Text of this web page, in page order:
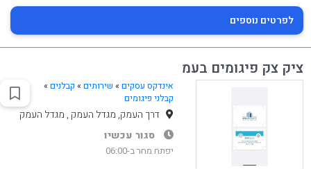
לפרטים נוספים
ציק צק פיגומים בעמ
אינדקס עסקים » שירותים» קבלנים»
קבלני פיגומים
דרך העמק, מגדל העמק , מגדל העמק
סגור עכשיו
יפתח מחר ב-06:00